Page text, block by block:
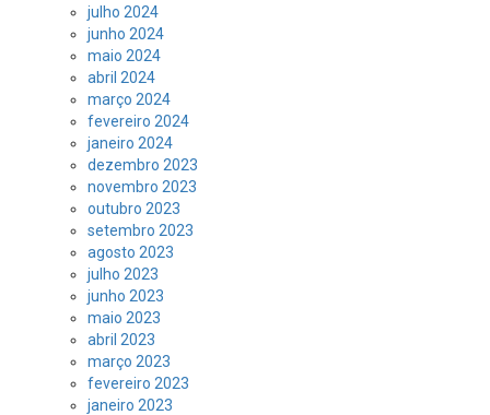
julho 2024
junho 2024
maio 2024
abril 2024
março 2024
fevereiro 2024
janeiro 2024
dezembro 2023
novembro 2023
outubro 2023
setembro 2023
agosto 2023
julho 2023
junho 2023
maio 2023
abril 2023
março 2023
fevereiro 2023
janeiro 2023